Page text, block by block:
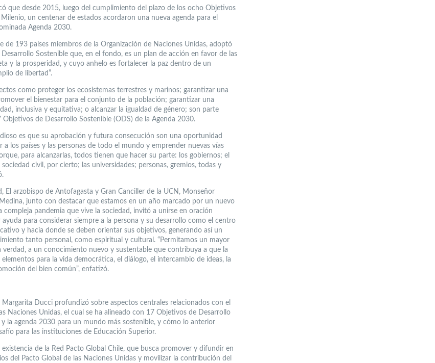
que desde 2015, luego del cumplimiento del plazo de los ocho Objetivos
un centenar de estados acordaron una nueva agenda para el
Agenda 2030.
de 193 países miembros de la Organización de Naciones Unidas, adoptó
Sostenible que, en el fondo, es un plan de acción en favor de las
y la prosperidad, y cuyo anhelo es fortalecer la paz dentro de un
de libertad”.
como proteger los ecosistemas terrestres y marinos; garantizar una
el bienestar para el conjunto de la población; garantizar una
inclusiva y equitativa; o alcanzar la igualdad de género; son parte
Objetivos de Desarrollo Sostenible (ODS) de la Agenda 2030.
es que su aprobación y futura consecución son una oportunidad
a los países y las personas de todo el mundo y emprender nuevas vías
para alcanzarlas, todos tienen que hacer su parte: los gobiernos; el
civil, por cierto; las universidades; personas, gremios, todas y
El arzobispo de Antofagasta y Gran Canciller de la UCN, Monseñor
junto con destacar que estamos en un año marcado por un nuevo
compleja pandemia que vive la sociedad, invitó a unirse en oración
ayuda para considerar siempre a la persona y su desarrollo como el centro
y hacia donde se deben orientar sus objetivos, generando así un
tanto personal, como espiritual y cultural. “Permitamos un mayor
verdad, a un conocimiento nuevo y sustentable que contribuya a que la
elementos para la vida democrática, el diálogo, el intercambio de ideas, la
del bien común”, enfatizó.
Margarita Ducci profundizó sobre aspectos centrales relacionados con el
Naciones Unidas, el cual se ha alineado con 17 Objetivos de Desarrollo
y la agenda 2030 para un mundo más sostenible, y cómo lo anterior
para las instituciones de Educación Superior.
existencia de la Red Pacto Global Chile, que busca promover y difundir en
del Pacto Global de las Naciones Unidas y movilizar la contribución del